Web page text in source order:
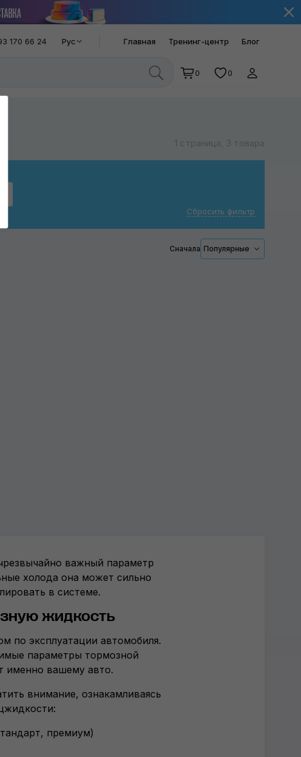
170 66 24 Рус Главная Тренинг-центр Блог
0 0
1 страница, 3 товара
Сбросить фильтр
Сначала Популярные
важный параметр
холода она может сильно
в системе.
жидкость
по эксплуатации автомобиля.
параметры тормозной
именно вашему авто.
внимание, ознакамливаясь
премиум)